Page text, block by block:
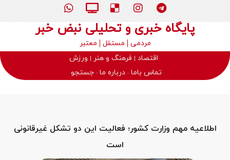
پایگاه خبری و تحلیلی نبض خبر
مردمی مستقل
معتبر
اقتصاد
فرهنگ و هنر
ورزش
تماس باما درباره ما جستجو
اطلاعیه مهم وزارت کشور؛ فعالیت این دو تشکل غیرقانونی
است